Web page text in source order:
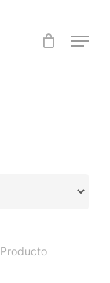
Menu
Producto
Close